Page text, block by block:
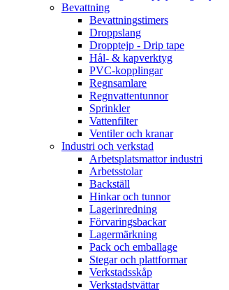
Bevattning
Bevattningstimers
Droppslang
Dropptejp - Drip tape
Hål- & kapverktyg
PVC-kopplingar
Regnsamlare
Regnvattentunnor
Sprinkler
Vattenfilter
Ventiler och kranar
Industri och verkstad
Arbetsplatsmattor industri
Arbetsstolar
Backställ
Hinkar och tunnor
Lagerinredning
Förvaringsbackar
Lagermärkning
Pack och emballage
Stegar och plattformar
Verkstadsskåp
Verkstadstvättar